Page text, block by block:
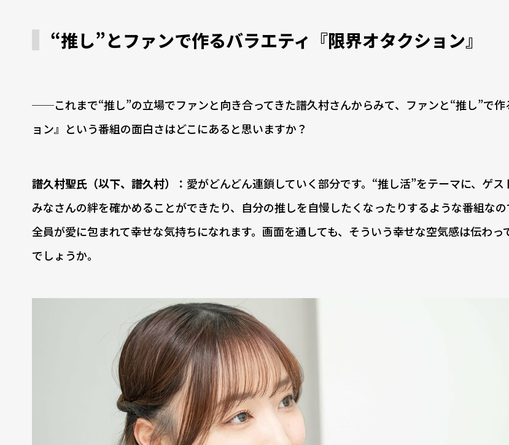
“推し”とファンで作るバラエティ『限界オタクション』
──これまで“推し”の立場でファンと向き合ってきた譜久村さんからみて、ファンと“推し”で作
ョン』という番組の面白さはどこにあると思いますか？
譜久村聖氏（以下、譜久村）： 愛がどんどん連鎖していく部分です。“推し活”をテーマに、ゲス
みなさんの絆を確かめることができたり、自分の推しを自慢したくなったりするような番組な
全員が愛に包まれて幸せな気持ちになれます。画面を通しても、そういう幸せな空気感は伝わっ
でしょうか。